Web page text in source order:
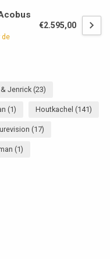
de
€2.595,00
Jenrick(23)
(1) Houtkachel (141)
(17)
(1)